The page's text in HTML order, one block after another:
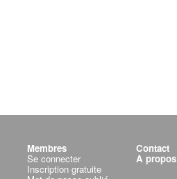
Membres
Se connecter
Inscription gratuite
Contact
A propos